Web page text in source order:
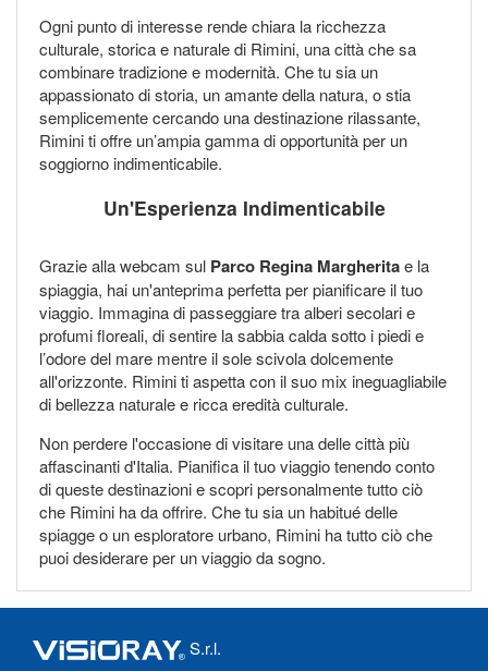
Ogni punto di interesse rende chiara la ricchezza
culturale, storica e naturale di Rimini, una città che sa
combinare tradizione e modernità. Che tu sia un
appassionato di storia, un amante della natura, o stia
semplicemente cercando una destinazione rilassante,
Rimini ti offre un’ampia gamma di opportunità per un
soggiorno indimenticabile.
Un'Esperienza Indimenticabile
Grazie alla webcam sul Parco Regina Margheritae la
spiaggia, hai un'anteprima perfetta per pianificare il tuo
viaggio. Immagina di passeggiare tra alberi secolari e
profumi floreali, di sentire la sabbia calda sotto i piedi e
l’odore del mare mentre il sole scivola dolcemente
all'orizzonte. Rimini ti aspetta con il suo mix ineguagliabile
di bellezza naturale e ricca eredità culturale.
Non perdere l'occasione di visitare una delle città più
affascinanti d'Italia. Pianifica il tuo viaggio tenendo conto
di queste destinazioni e scopri personalmente tutto ciò
che Rimini ha da offrire. Che tu sia un habitué delle
spiagge o un esploratore urbano, Rimini ha tutto ciò che
puoi desiderare per un viaggio da sogno.
S.r.l.